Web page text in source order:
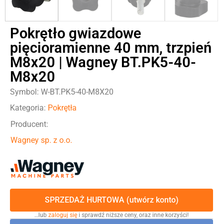
Pokrętło gwiazdowe
pięcioramienne 40 mm, trzpień
M8x20 | Wagney BT.PK5-40-
M8x20
Symbol: W-BT.PK5-40-M8X20
Kategoria: Pokrętła
Producent:
Wagney sp. z o.o.
SPRZEDAŻ HURTOWA (utwórz konto)
…lub zaloguj się i sprawdź niższe ceny, oraz inne korzyści!